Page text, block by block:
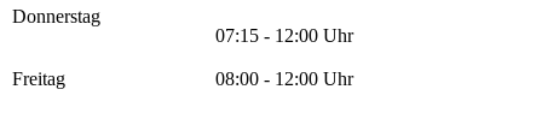
Donnerstag
07:15 - 12:00 Uhr
Freitag 08:00 - 12:00 Uhr